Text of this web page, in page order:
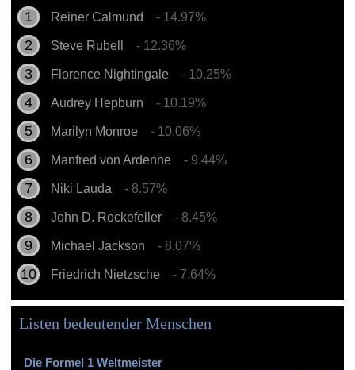
Reiner Calmund - 14.97%
Steve Rubell - 12.36%
Florence Nightingale - 10.25%
Audrey Hepburn - 10.19%
Marilyn Monroe - 10.06%
Manfred von Ardenne - 9.44%
Niki Lauda - 8.57%
John D. Rockefeller - 8.45%
Michael Jackson - 8.07%
Friedrich Nietzsche - 7.64%
Listen bedeutender Menschen
Die Formel 1 Weltmeister